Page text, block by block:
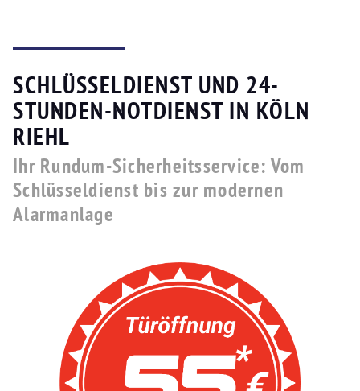
SCHLÜSSELDIENST UND 24-
STUNDEN-NOTDIENST IN KÖLN
RIEHL
Ihr Rundum-Sicherheitsservice: Vom
Schlüsseldienst bis zur modernen
Alarmanlage